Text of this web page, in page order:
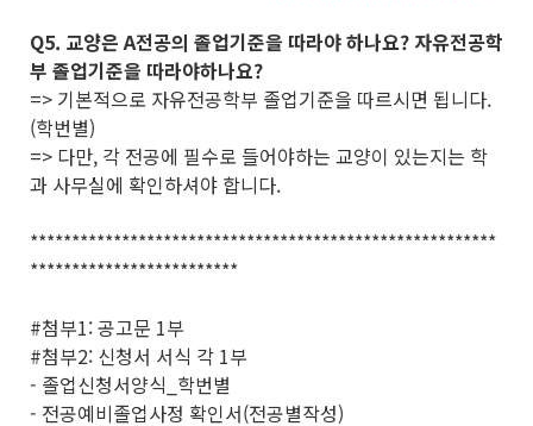
Q5. 교양은 A전공의 졸업기준을 따라야 하나요? 자유전공학
부 졸업기준을 따라야하나요?
=> 기본적으로 자유전공학부 졸업기준을 따르시면 됩니다.
(학번별)
=> 다만, 각 전공에 필수로 들어야하는 교양이 있는지는 학
과 사무실에 확인하셔야 합니다.
********************************************************
*************************
#첨부1: 공고문 1부
#첨부2: 신청서 서식 각 1부
- 졸업신청서양식_학번별
- 전공예비졸업사정 확인서(전공별작성)